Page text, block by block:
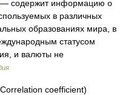
— содержит информацию о
в различных
образованиях мира, в
статусом
и валюты не
coefficient)